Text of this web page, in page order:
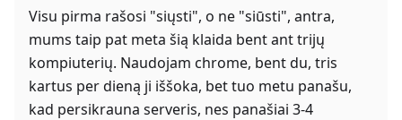
Visu pirma rašosi "siųsti", o ne "siūsti", antra,
mums taip pat meta šią klaida bent ant trijų
kompiuterių. Naudojam chrome, bent du, tris
kartus per dieną ji iššoka, bet tuo metu panašu,
kad persikrauna serveris, nes panašiai 3-4